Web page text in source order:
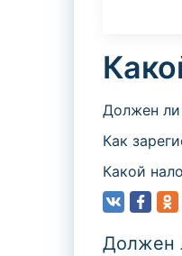
Должен ли
Как
Какой
Должен